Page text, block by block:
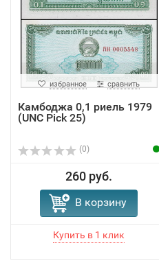
избранное сравнить
Камбоджа 0,1 риель 1979
(UNC Pick 25)
(0)
260 руб.
В корзину